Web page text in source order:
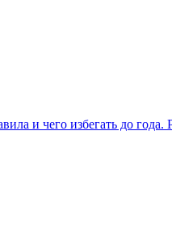
и чего избегать до года.